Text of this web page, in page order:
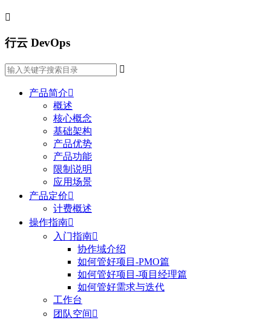

行云 DevOps

产品简介
概述
核心概念
基础架构
产品优势
产品功能
限制说明
应用场景
产品定价
计费概述
操作指南
入门指南
协作域介绍
如何管好项目-PMO篇
如何管好项目-项目经理篇
如何管好需求与迭代
工作台
团队空间 